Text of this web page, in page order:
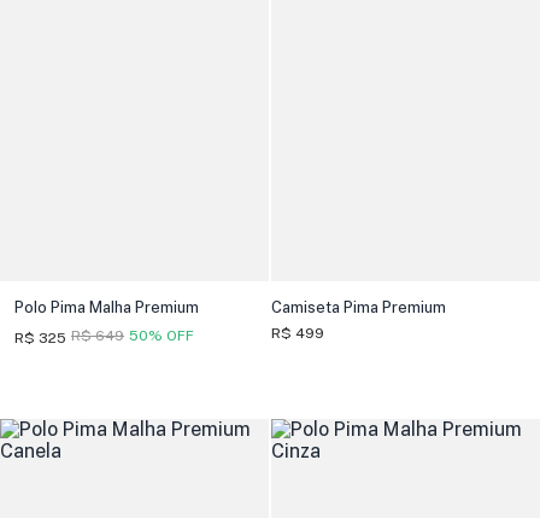
Polo Pima Malha Premium
R$ 325 50% OFF
R$ 649
Camiseta Pima Premium
R$ 499